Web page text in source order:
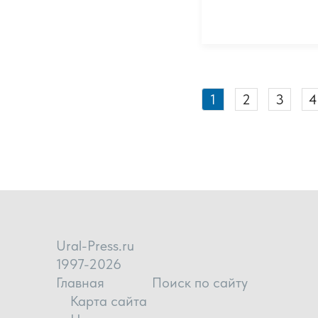
1 2 3 4
Ural-Press.ru
1997-2026
Главная
Поиск по сайту
Карта сайта